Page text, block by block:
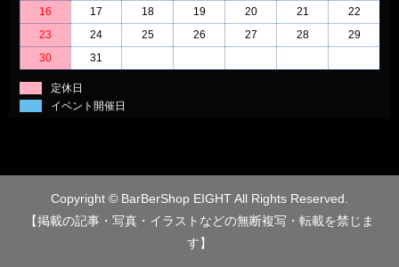
16
17 18 19 20 21
22
23
24 25 26 27 28
29
30
31
定休日
イベント開催日
Copyright © BarBerShop EIGHT All Rights Reserved.
【掲載の記事・写真・イラストなどの無断複写・転載を禁じま
す】